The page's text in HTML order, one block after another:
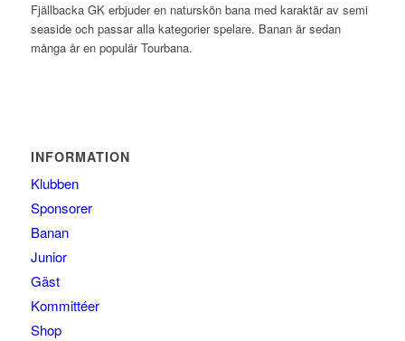
Fjällbacka GK erbjuder en naturskön bana med karaktär av semi
seaside och passar alla kategorier spelare. Banan är sedan
många år en populär Tourbana.
INFORMATION
Klubben
Sponsorer
Banan
Junior
Gäst
Kommittéer
Shop